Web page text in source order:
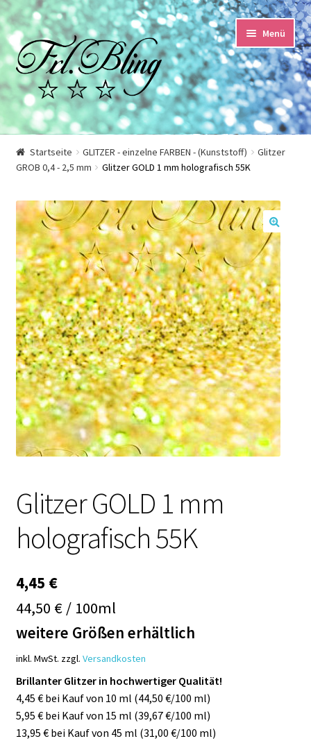
Zur
Navigation
springen
Springe
zum
Inhalt
Menü
Start
AGB und Kundeninformationen
Datenschutzerklärung
Echtheit von Bewertungen
Impressum
Kasse
Mein Konto
Produktinfos
Versandbedingungen
Warenkorb
Widerrufsbelehrung / Muster-Widerrufsformular
Zahlungsbedingungen
Startseite GLITZER - einzelne FARBEN - (Kunststoff)
Glitzer
GROB 0,4 - 2,5 mm
Glitzer GOLD 1 mm holografisch 55K
🔍
Glitzer GOLD 1 mm
holografisch 55K
4,45 €
44,50 € / 100ml
weitere Größen erhältlich
inkl. MwSt. zzgl. Versandkosten
Brillanter Glitzer in hochwertiger Qualität!
4,45 € bei Kauf von 10 ml (44,50 €/100 ml)
5,95 € bei Kauf von 15 ml (39,67 €/100 ml)
13,95 € bei Kauf von 45 ml (31,00 €/100 ml)